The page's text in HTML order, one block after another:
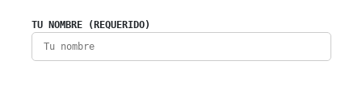
TU NOMBRE (REQUERIDO)